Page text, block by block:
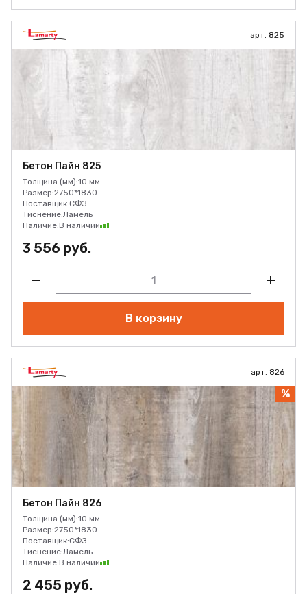
арт. 825
Бетон Пайн 825
Толщина (мм):10 мм
Размер:2750*1830
Поставщик:СФЗ
Тиснение:Ламель
Наличие:В наличии
3 556 руб.
В корзину
арт. 826
%
Бетон Пайн 826
Толщина (мм):10 мм
Размер:2750*1830
Поставщик:СФЗ
Тиснение:Ламель
Наличие:В наличии
2 455 руб.